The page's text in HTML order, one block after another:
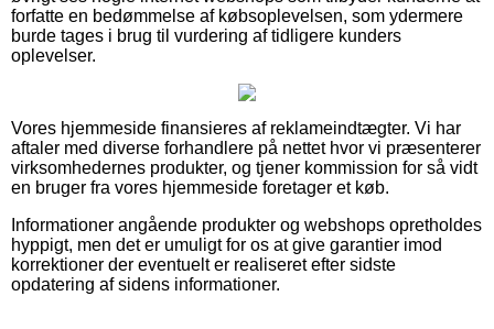
forfatte en bedømmelse af købsoplevelsen, som ydermere
burde tages i brug til vurdering af tidligere kunders
oplevelser.
Vores hjemmeside finansieres af reklameindtægter. Vi har
aftaler med diverse forhandlere på nettet hvor vi præsenterer
virksomhedernes produkter, og tjener kommission for så vidt
en bruger fra vores hjemmeside foretager et køb.
Informationer angående produkter og webshops opretholdes
hyppigt, men det er umuligt for os at give garantier imod
korrektioner der eventuelt er realiseret efter sidste
opdatering af sidens informationer.